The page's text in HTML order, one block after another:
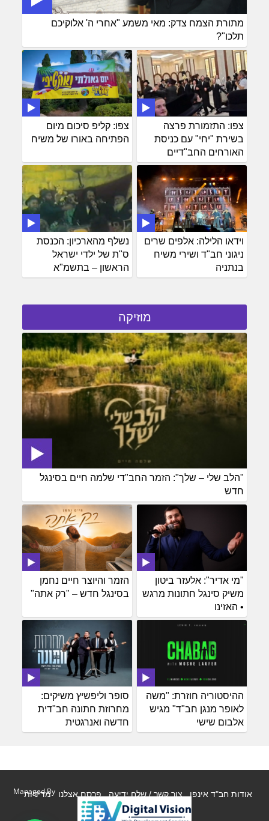
מתורת הצמח צדק: מאי משמע "אחרי ה' אלוקיכם
תלכו"?
צפו: קליפ סיכום מיום
הפתיחה באורו של משיח
צפו: התזמורת פרצה
בשירת "יחי" עם כניסת
האורחים החב"דיים
נשלף מהארכיון: הכנסת
ס"ת של ילדי ישראל
הראשון – בתשמ"א
וידאו הלילה: אלפים שרים
ניגוני חב"ד ושירי משיח
בנתניה
מוזיקה
"הלב שלי – שלך": הזמר החב"די שלמה חיים בסינגל
חדש
הזמר והיוצר חיים נחמן
בסינגל חדש – "רק אתה"
"מי אדיר": אלעזר ביטון
משיק סינגל חתונות מרגש
• האזינו
סופר וליפשיץ משיקים:
מחרוזת חתונה חב"דית
חדשה ואנרגטית
ההיסטוריה חוזרת: "משה
לאופר מנגן חב"ד" מגיש
אלבום שישי
אודות חב"ד אינפו צור קשר / שלח ידיעה פרסם אצלנו מדיניות
Managed By